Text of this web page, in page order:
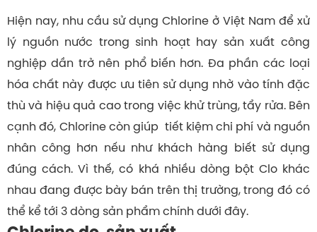
Hiện nay, nhu cầu sử dụng Chlorine ở Việt Nam để xử
lý nguồn nước trong sinh hoạt hay sản xuất công
nghiệp dần trở nên phổ biến hơn. Đa phần các loại
hóa chất này được ưu tiên sử dụng nhờ vào tính đặc
thù và hiệu quả cao trong việc khử trùng, tẩy rửa. Bên
cạnh đó, Chlorine còn giúp tiết kiệm chi phí và nguồn
nhân công hơn nếu như khách hàng biết sử dụng
đúng cách. Vì thế, có khá nhiều dòng bột Clo khác
nhau đang được bày bán trên thị trường, trong đó có
thể kể tới 3 dòng sản phẩm chính dưới đây.